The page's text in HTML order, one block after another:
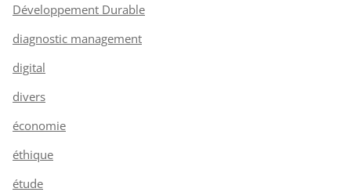
Développement Durable
diagnostic management
digital
divers
économie
éthique
étude